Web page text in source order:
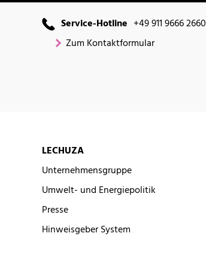
Service-Hotline +49 911 9666 2660
Zum Kontaktformular
LECHUZA
Unternehmensgruppe
Umwelt- und Energiepolitik
Presse
Hinweisgeber System